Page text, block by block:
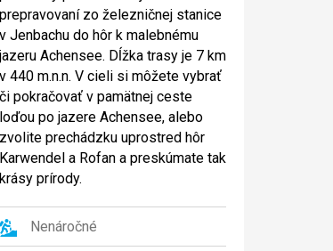
prepravovaní zo železničnej stanice
v Jenbachu do hôr k malebnému
jazeru Achensee. Dĺžka trasy je 7 km
v 440 m.n.n. V cieli si môžete vybrať
či pokračovať v pamätnej ceste
loďou po jazere Achensee, alebo
zvolite prechádzku uprostred hôr
Karwendel a Rofan a preskúmate tak
krásy prírody.
Nenáročné